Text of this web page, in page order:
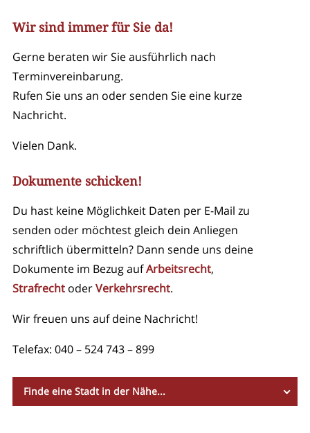
Wir sind immer für Sie da!
Gerne beraten wir Sie ausführlich nach
Terminvereinbarung.
Rufen Sie uns an oder senden Sie eine kurze
Nachricht.
Vielen Dank.
Dokumente schicken!
Du hast keine Möglichkeit Daten per E-Mail zu
senden oder möchtest gleich dein Anliegen
schriftlich übermitteln? Dann sende uns deine
Dokumente im Bezug aufArbeitsrecht,
StrafrechtoderVerkehrsrecht.
Wir freuen uns auf deine Nachricht!
Telefax: 040 – 524 743 – 899
Finde eine Stadt in der Nähe...